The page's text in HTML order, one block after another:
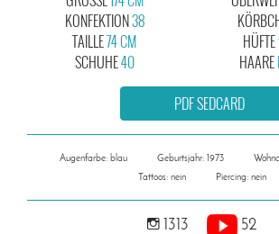
KONFEKTION38
TAILLE74 CM
SCHUHE40
HÜFTE
HAARE
PDF SEDCARD
Augenfarbe: blau Geburtsjahr: 1973
Tattoos: nein
Piercing: nein
1313 52